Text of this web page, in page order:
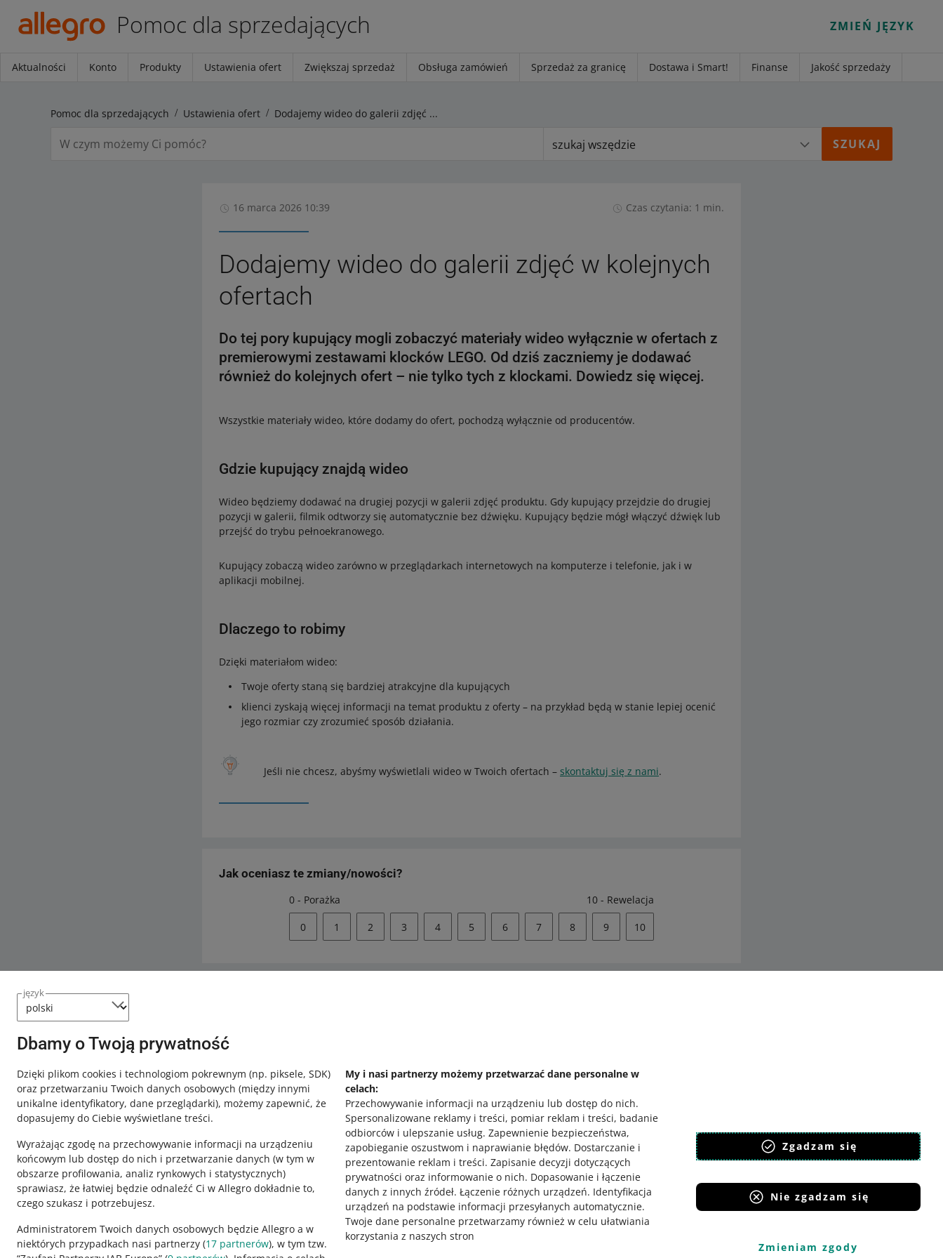
język
Dbamy o Twoją prywatność
Dzięki plikom cookies i technologiom pokrewnym (np. piksele, SDK)
oraz przetwarzaniu Twoich danych osobowych (między innymi
unikalne identyfikatory, dane przeglądarki), możemy zapewnić, że
dopasujemy do Ciebie wyświetlane treści.
Wyrażając zgodę na przechowywanie informacji na urządzeniu
końcowym lub dostęp do nich i przetwarzanie danych (w tym w
obszarze profilowania, analiz rynkowych i statystycznych)
sprawiasz, że łatwiej będzie odnaleźć Ci w Allegro dokładnie to,
czego szukasz i potrzebujesz.
Administratorem Twoich danych osobowych będzie Allegro a w
niektórych przypadkach nasi partnerzy (17 partnerów), w tym tzw.
My i nasi partnerzy możemy przetwarzać dane personalne w
celach:
Przechowywanie informacji na urządzeniu lub dostęp do nich.
Spersonalizowane reklamy i treści, pomiar reklam i treści, badanie
odbiorców i ulepszanie usług. Zapewnienie bezpieczeństwa,
zapobieganie oszustwom i naprawianie błędów. Dostarczanie i
prezentowanie reklam i treści. Zapisanie decyzji dotyczących
prywatności oraz informowanie o nich. Dopasowanie i łączenie
danych z innych źródeł. Łączenie różnych urządzeń. Identyfikacja
urządzeń na podstawie informacji przesyłanych automatycznie.
Twoje dane personalne przetwarzamy również w celu ułatwiania
korzystania z naszych stron
Zgadzam się
Nie zgadzam się
Zmieniam zgody
Pomoc dla sprzedających ZMIEŃ JĘZYK
Aktualności Konto Produkty Ustawienia ofert Zwiększaj sprzedaż Obsługa zamówień Sprzedaż za granicę Dostawa i Smart! Finanse Jakość sprzedaży
Pomoc dla sprzedających Ustawienia ofert Dodajemy wideo do galerii zdjęć w kolejnych ofertach
szukaj wszędzie
16 marca 2026 10:39 Czas czytania: 1 min.
Dodajemy wideo do galerii zdjęć w kolejnych
ofertach
Do tej pory kupujący mogli zobaczyć materiały wideo wyłącznie w ofertach z
premierowymi zestawami klocków LEGO. Od dziś zaczniemy je dodawać
również do kolejnych ofert – nie tylko tych z klockami. Dowiedz się więcej.
Wszystkie materiały wideo, które dodamy do ofert, pochodzą wyłącznie od producentów.
Gdzie kupujący znajdą wideo
Wideo będziemy dodawać na drugiej pozycji w galerii zdjęć produktu. Gdy kupujący przejdzie do drugiej
pozycji w galerii, filmik odtworzy się automatycznie bez dźwięku. Kupujący będzie mógł włączyć dźwięk lub
przejść do trybu pełnoekranowego.
Kupujący zobaczą wideo zarówno w przeglądarkach internetowych na komputerze i telefonie, jak i w
aplikacji mobilnej.
Dlaczego to robimy
Dzięki materiałom wideo:
Twoje oferty staną się bardziej atrakcyjne dla kupujących
klienci zyskają więcej informacji na temat produktu z oferty – na przykład będą w stanie lepiej ocenić
jego rozmiar czy zrozumieć sposób działania.
Jeśli nie chcesz, abyśmy wyświetlali wideo w Twoich ofertach – skontaktuj się z nami.
Jak oceniasz te zmiany/nowości?
0 - Porażka 10 - Rewelacja
0 1 2 3 4 5 6 7 8 9 10